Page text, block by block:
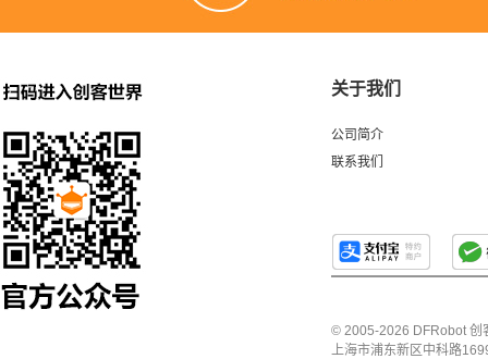
关于我们
公司简介
联系我们
© 2005-2026 DFRobot 创
上海市浦东新区中科路